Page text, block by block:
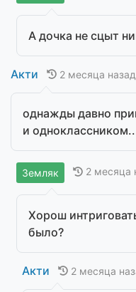
А дочка не сцыт
Акти 2 месяца назад
однажды давно
и
Земляк 2 месяца
Хорош
было?
Акти 2 месяца